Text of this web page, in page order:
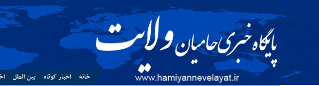
خانه اخبار کوتاه بین الملل